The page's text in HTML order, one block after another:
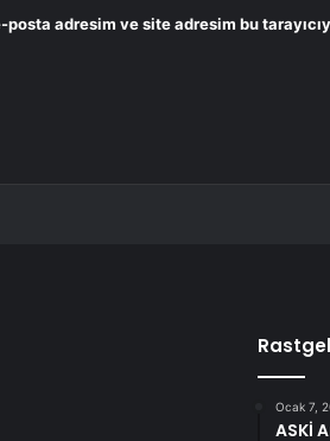
posta adresim ve site adresim bu
Ocak 7,
ASKİ